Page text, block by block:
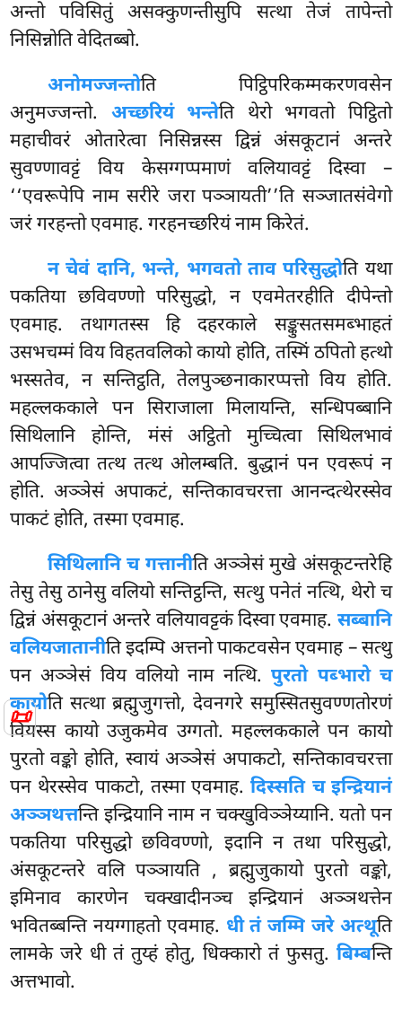
📜
अन्तो पविसितुं असक्कुणन्तीसुपि सत्था तेजं तापेन्तो
निसिन्नोति वेदितब्बो.
अनोमज्जन्तोति पिट्ठिपरिकम्मकरणवसेन
अनुमज्जन्तो. अच्छरियं भन्तेति थेरो भगवतो पिट्ठितो
महाचीवरं ओतारेत्वा निसिन्नस्स द्विन्नंअंसकूटानं अन्तरे
सुवण्णावट्टं विय केसग्गप्पमाणं वलियावट्टं दिस्वा –
‘‘एवरूपेपि नाम सरीरे जरा पञ्ञायती’’ति सञ्जातसंवेगो
जरं गरहन्तो एवमाह. गरहनच्छरियं नाम किरेतं.
न चेवं दानि, भन्ते, भगवतो ताव परिसुद्धोति यथा
पकतिया छविवण्णो परिसुद्धो, न एवमेतरहीति दीपेन्तो
एवमाह. तथागतस्स हि दहरकाले सङ्कुसतसमब्भाहतं
उसभचम्मं विय विहतवलिको कायो होति, तस्मिं ठपितो हत्थो
भस्सतेव, न सन्तिट्ठति, तेलपुञ्छनाकारप्पत्तो विय होति.
महल्लककाले पन सिराजाला मिलायन्ति, सन्धिपब्बानि
सिथिलानि होन्ति, मंसं अट्ठितो मुच्चित्वा सिथिलभावं
आपज्जित्वा तत्थ तत्थ ओलम्बति. बुद्धानं पन एवरूपं न
होति. अञ्ञेसं अपाकटं, सन्तिकावचरत्ता आनन्दत्थेरस्सेव
पाकटं होति, तस्मा एवमाह.
सिथिलानि च गत्तानीति अञ्ञेसं मुखे अंसकूटन्तरेहि
तेसु तेसु ठानेसु वलियो सन्तिट्ठन्ति, सत्थु पनेतं नत्थि, थेरो च
द्विन्नं अंसकूटानं अन्तरे वलियावट्टकं दिस्वा एवमाह. सब्बानि
वलियजातानीति इदम्पि अत्तनो पाकटवसेन एवमाह – सत्थु
पन अञ्ञेसं विय वलियो नाम नत्थि.पुरतो पब्भारो च
कायोति सत्था ब्रह्मुजुगत्तो, देवनगरे समुस्सितसुवण्णतोरणं
वियस्स कायो उजुकमेव उग्गतो. महल्लककाले पन कायो
पुरतो वङ्को होति, स्वायं अञ्ञेसं अपाकटो, सन्तिकावचरत्ता
पन थेरस्सेव पाकटो, तस्मा एवमाह.दिस्सति च इन्द्रियानं
अञ्ञथत्तन्ति इन्द्रियानि नाम न चक्खुविञ्ञेय्यानि. यतो पन
पकतिया परिसुद्धो छविवण्णो, इदानि न तथा परिसुद्धो,
अंसकूटन्तरे वलि पञ्ञायति , ब्रह्मुजुकायो पुरतो वङ्को,
इमिनाव कारणेन चक्खादीनञ्च इन्द्रियानं अञ्ञथत्तेन
भवितब्बन्ति नयग्गाहतो एवमाह. धी तं जम्मि जरे अत्थूति
लामके जरे धी तं तुय्हं होतु, धिक्कारो तं फुसतु. बिम्बन्ति
अत्तभावो.